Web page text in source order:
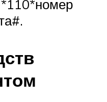
*110*номер